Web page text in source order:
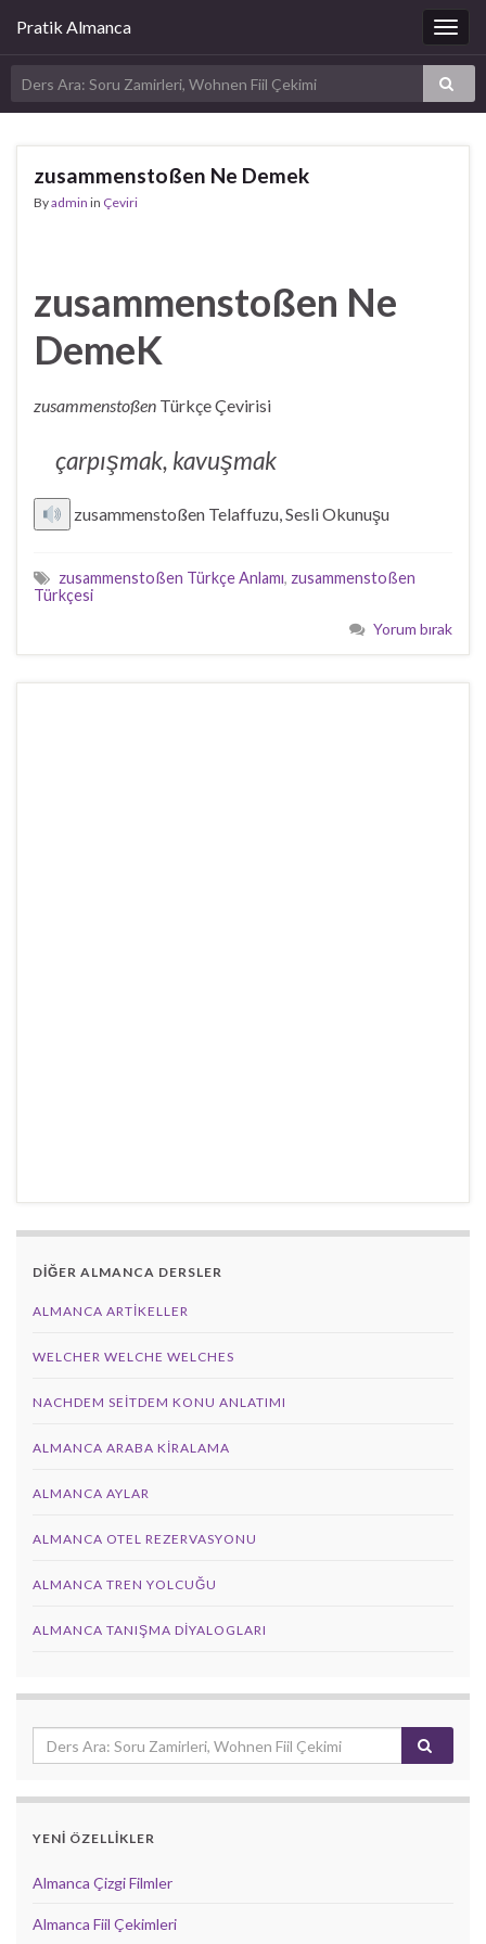
Pratik Almanca
zusammenstoßen Ne Demek
Byadmin in Çeviri
zusammenstoßen Ne
DemeK
zusammenstoßen Türkçe Çevirisi
çarpışmak, kavuşmak
zusammenstoßen Telaffuzu, Sesli Okunuşu
zusammenstoßen Türkçe Anlamı, zusammenstoßen
Türkçesi
Yorum bırak
DİĞER ALMANCA DERSLER
ALMANCA ARTIKELLER
WELCHER WELCHE WELCHES
NACHDEM SEITDEM KONU ANLATIMI
ALMANCA ARABA KIRALAMA
ALMANCA AYLAR
ALMANCA OTEL REZERVASYONU
ALMANCA TREN YOLCUĞU
ALMANCA TANIŞMA DIYALOGLARI
YENİ ÖZELLİKLER
Almanca Çizgi Filmler
Almanca Fiil Çekimleri